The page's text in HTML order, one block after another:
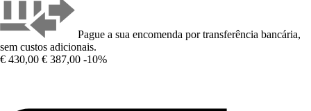
Pague a sua encomenda por transferência bancária,
sem custos adicionais.
€ 430,00 € 387,00 -10%